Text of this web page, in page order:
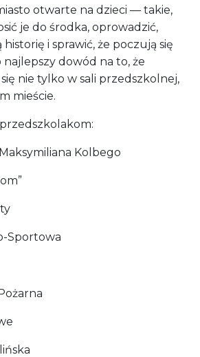
otwarte na dzieci — takie,
je do środka, oprowadzić,
i sprawić, że poczują się
najlepszy dowód na to, że
nie tylko w sali przedszkolnej,
mieście.
Kolbego
Sportowa